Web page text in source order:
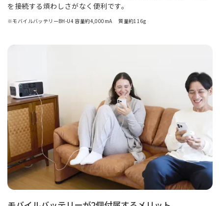
を接続する煩わしさがなく便利です。
※モバイルバッテリーBH-U4 容量約4,000mA 質量約116g